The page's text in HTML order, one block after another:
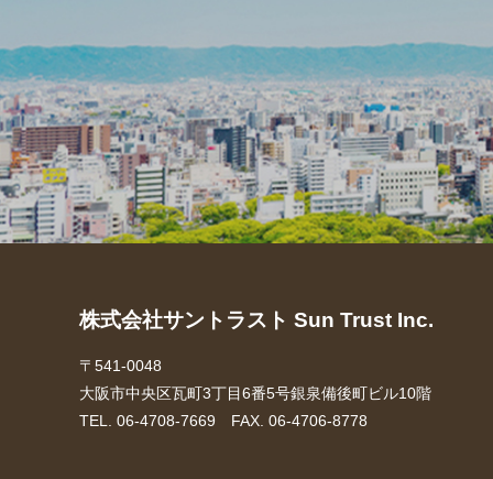
株式会社サントラスト Sun Trust Inc.
〒541-0048
大阪市中央区瓦町3丁目6番5号銀泉備後町ビル10階
TEL. 06-4708-7669 FAX. 06-4706-8778